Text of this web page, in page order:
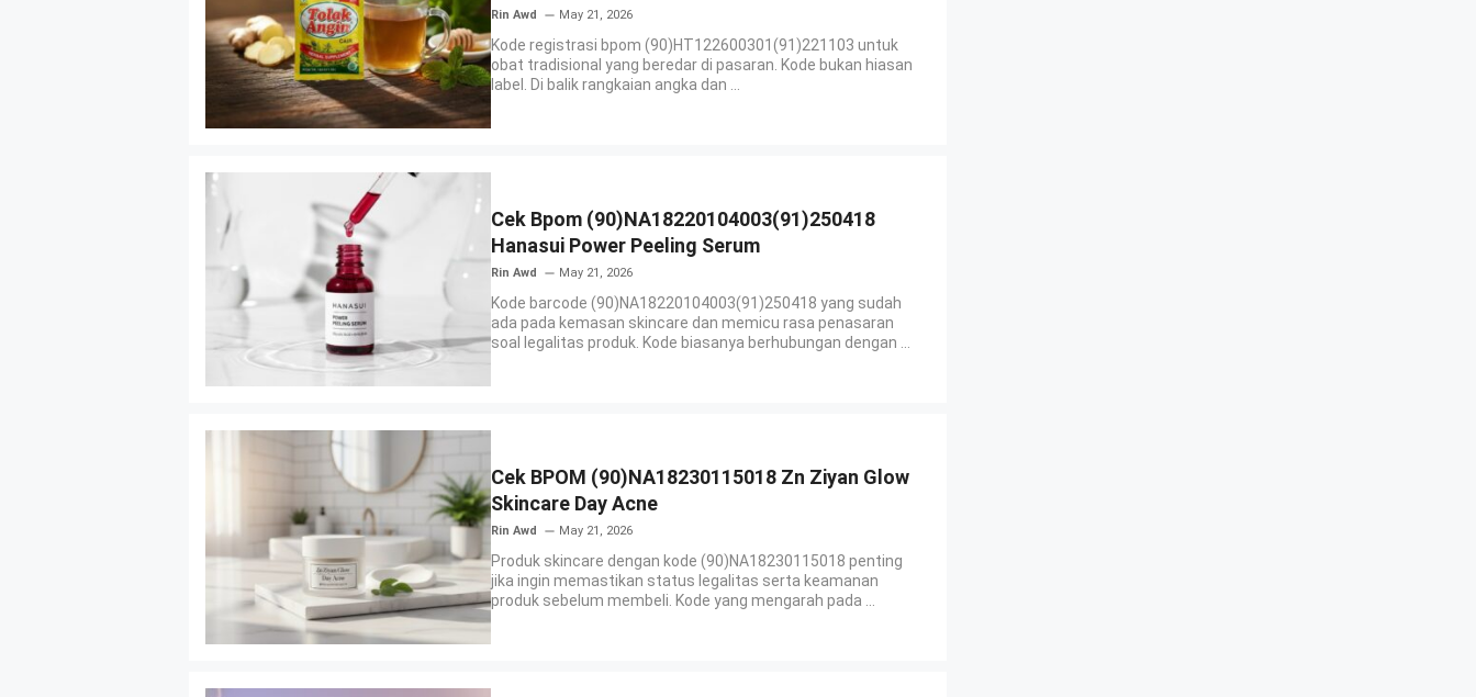
Rin Awd May 21, 2026
Kode registrasi bpom (90)HT122600301(91)221103 untuk
obat tradisional yang beredar di pasaran. Kode bukan hiasan
label. Di balik rangkaian angka dan ...
Cek Bpom (90)NA18220104003(91)250418
Hanasui Power Peeling Serum
Rin Awd May 21, 2026
Kode barcode (90)NA18220104003(91)250418 yang sudah
ada pada kemasan skincare dan memicu rasa penasaran
soal legalitas produk. Kode biasanya berhubungan dengan ...
Cek BPOM (90)NA18230115018 Zn Ziyan Glow
Skincare Day Acne
Rin Awd May 21, 2026
Produk skincare dengan kode (90)NA18230115018 penting
jika ingin memastikan status legalitas serta keamanan
produk sebelum membeli. Kode yang mengarah pada ...